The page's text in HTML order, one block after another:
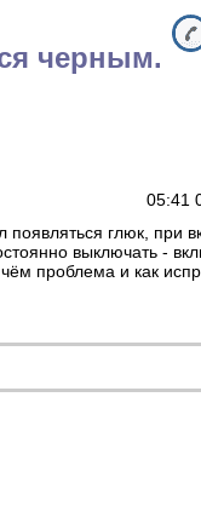
черным.
05:41
появляться глюк, при
выключать -
проблема и как